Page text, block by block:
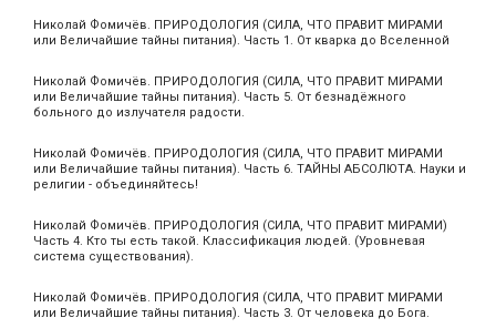
Николай Фомичёв. ПРИРОДОЛОГИЯ (СИЛА, ЧТО ПРАВИТ МИРАМИ
или Величайшие тайны питания). Часть 1. От кварка до Вселенной
Николай Фомичёв. ПРИРОДОЛОГИЯ (СИЛА, ЧТО ПРАВИТ МИРАМИ
или Величайшие тайны питания). Часть 5. От безнадёжного
больного до излучателя радости.
Николай Фомичёв. ПРИРОДОЛОГИЯ (СИЛА, ЧТО ПРАВИТ МИРАМИ
или Величайшие тайны питания). Часть 6. ТАЙНЫ АБСОЛЮТА. Науки и
религии - объединяйтесь!
Николай Фомичёв. ПРИРОДОЛОГИЯ (СИЛА, ЧТО ПРАВИТ МИРАМИ)
Часть 4. Кто ты есть такой. Классификация людей. (Уровневая
система существования).
Николай Фомичёв. ПРИРОДОЛОГИЯ (СИЛА, ЧТО ПРАВИТ МИРАМИ
или Величайшие тайны питания). Часть 3. От человека до Бога.